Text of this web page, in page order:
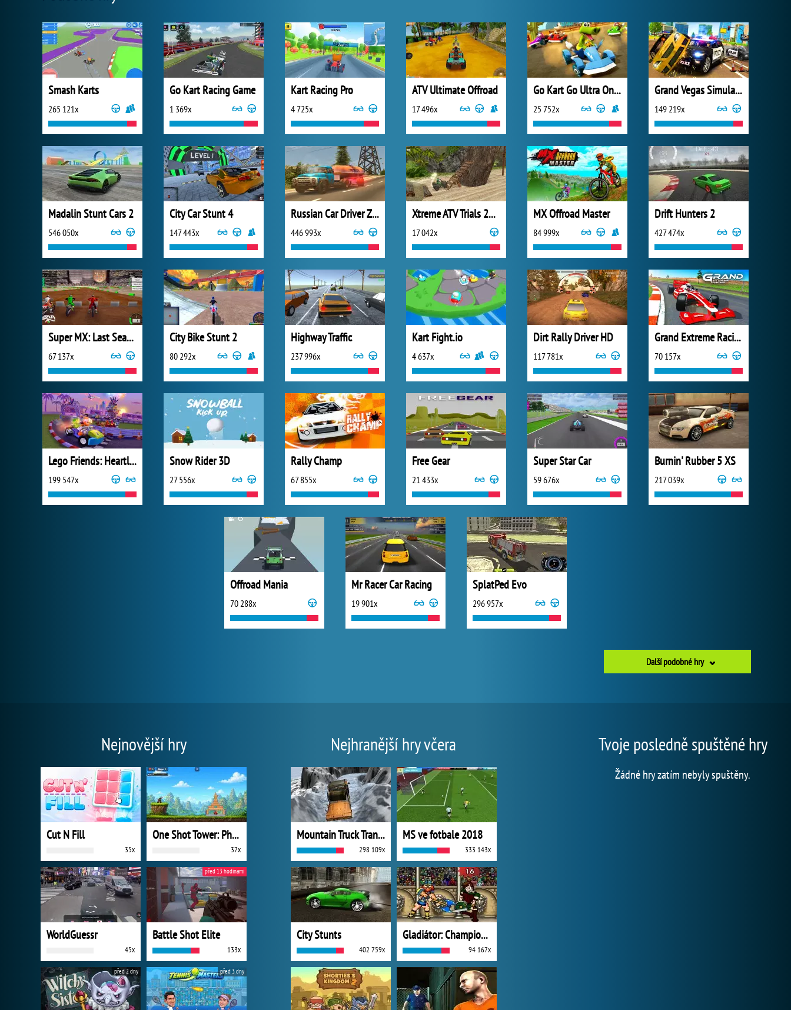
Smash Karts
265 121x
Go Kart Racing Game
1 369x
Kart Racing Pro
4 725x
ATV Ultimate Offroad
17 496x
Go Kart Go Ultra Online
25 752x
Grand Vegas Simulator
149 219x
Madalin Stunt Cars 2
546 050x
City Car Stunt 4
147 443x
Russian Car Driver ZIL 130
446 993x
Xtreme ATV Trials 2021
17 042x
MX Offroad Master
84 999x
Drift Hunters 2
427 474x
Super MX: Last Season
67 137x
City Bike Stunt 2
80 292x
Highway Traffic
237 996x
Kart Fight.io
4 637x
Dirt Rally Driver HD
117 781x
Grand Extreme Racing
70 157x
Lego Friends: Heartlake Rush
199 547x
Snow Rider 3D
27 556x
Rally Champ
67 855x
Free Gear
21 433x
Super Star Car
59 676x
Burnin' Rubber 5 XS
217 039x
Offroad Mania
70 288x
Mr Racer Car Racing
19 901x
SplatPed Evo
296 957x
Další podobné hry
Nejnovější hry
Cut N Fill
35x
One Shot Tower: Physics Destroyer
37x
WorldGuessr
45x
Battle Shot Elite
133x
před 13 hodinami
před 2 dny před 3 dny
Nejhranější hry včera
Mountain Truck Transport
298 109x
MS ve fotbale 2018
333 143x
City Stunts
402 759x
Gladiátor: Champions Sprint
94 167x
Tvoje posledně spuštěné hry
Žádné hry zatím nebyly spuštěny.